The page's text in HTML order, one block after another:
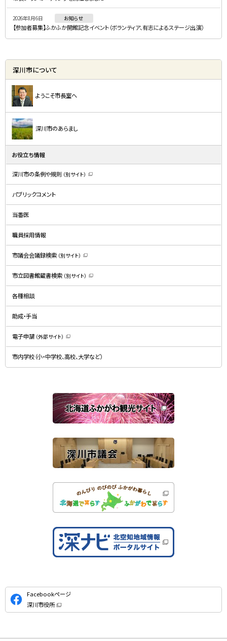
2026年8月6日 お知らせ
【参加者募集】ふかふか開館記念イベント（ボランティア、有志によるステージ出演）
深川市について
ようこそ市長室へ
深川市のあらまし
お役立ち情報
深川市の条例や規則 （別サイト）
新
ン
で
す
）
パブリックコメント
当番医
職員採用情報
市議会会議録検索 （別サイト）
新
規
ウ
ン
で
す
市立図書館蔵書検索 （別サイト）
新
ン
で
す
）
各種相談
助成・手当
電子申請 （外部サイト）
新
規
ウ
ン
開
き
ま
す
）
市内学校（小・中学校、高校、大学など）
公
式
S
Facebookページ
深川市役所
（
ン